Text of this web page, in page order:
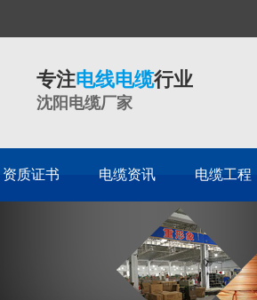
专注电线电缆行业
沈阳电缆厂家
资质证书 电缆资讯 电缆工程